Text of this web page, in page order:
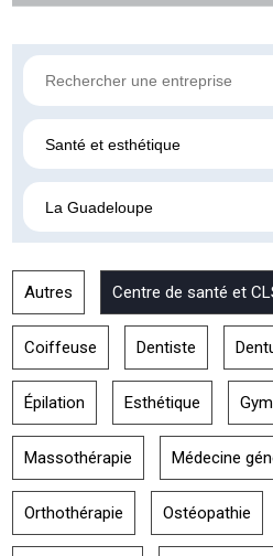
Santé et esthétique
La Guadeloupe
Autres Centre de santé et
Coiffeuse Dentiste
Épilation Esthétique Gym
Massothérapie Médecine
Orthothérapie Ostéopathie